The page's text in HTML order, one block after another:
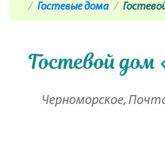
Гостевые дома
Гостевой дом
Черноморское,